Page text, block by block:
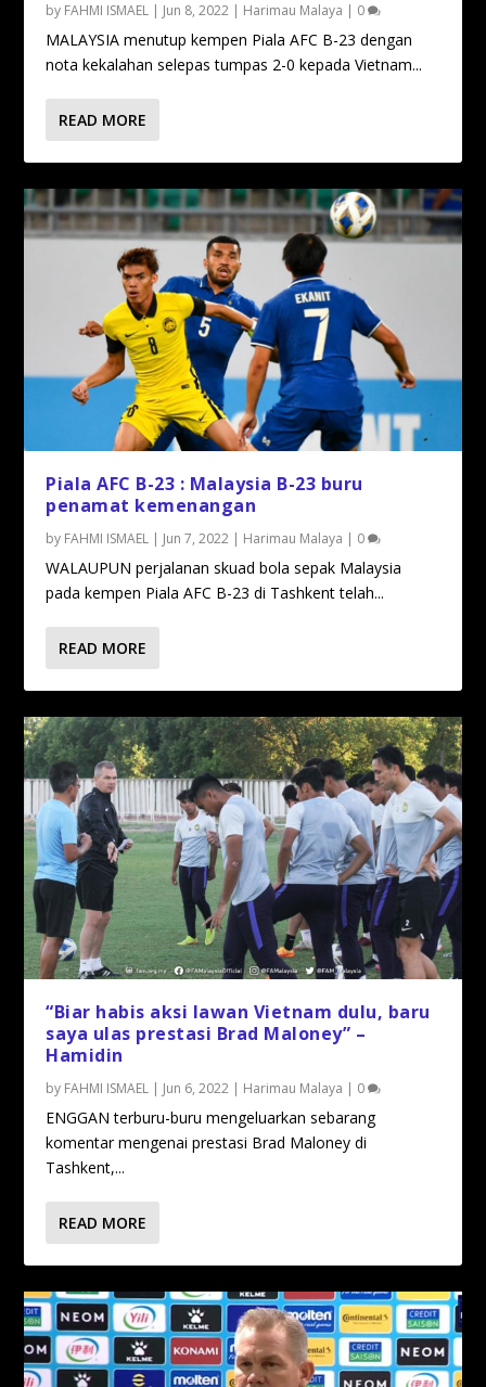
by FAHMI ISMAEL | Jun 8, 2022 | Harimau Malaya | 0
MALAYSIA menutup kempen Piala AFC B-23 dengan
nota kekalahan selepas tumpas 2-0 kepada Vietnam...
READ MORE
Piala AFC B-23 : Malaysia B-23 buru
penamat kemenangan
by FAHMI ISMAEL | Jun 7, 2022 | Harimau Malaya | 0
WALAUPUN perjalanan skuad bola sepak Malaysia
pada kempen Piala AFC B-23 di Tashkent telah...
READ MORE
“Biar habis aksi lawan Vietnam dulu, baru
saya ulas prestasi Brad Maloney” –
Hamidin
by FAHMI ISMAEL | Jun 6, 2022 | Harimau Malaya | 0
ENGGAN terburu-buru mengeluarkan sebarang
komentar mengenai prestasi Brad Maloney di
Tashkent,...
READ MORE